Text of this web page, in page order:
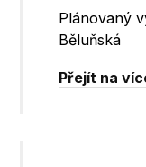
Plánovaný
Běluňská
Přejít na